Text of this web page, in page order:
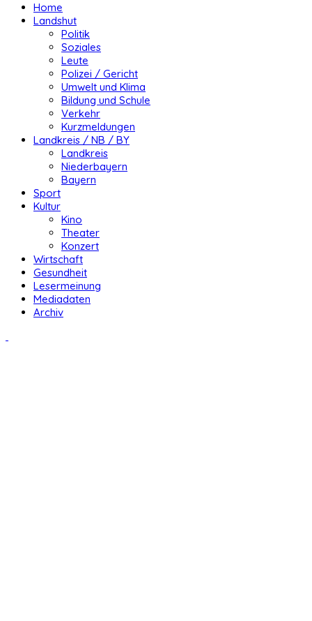
Home
Landshut
Politik
Soziales
Leute
Polizei / Gericht
Umwelt und Klima
Bildung und Schule
Verkehr
Kurzmeldungen
Landkreis / NB / BY
Landkreis
Niederbayern
Bayern
Sport
Kultur
Kino
Theater
Konzert
Wirtschaft
Gesundheit
Lesermeinung
Mediadaten
Archiv